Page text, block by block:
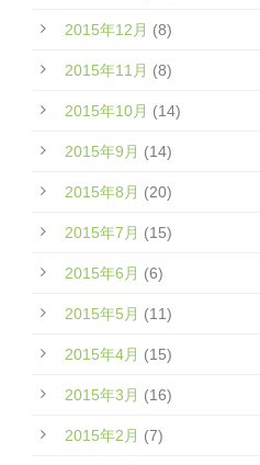
2015年12月 (8)
2015年11月 (8)
2015年10月 (14)
2015年9月 (14)
2015年8月 (20)
2015年7月 (15)
2015年6月 (6)
2015年5月 (11)
2015年4月 (15)
2015年3月 (16)
2015年2月 (7)